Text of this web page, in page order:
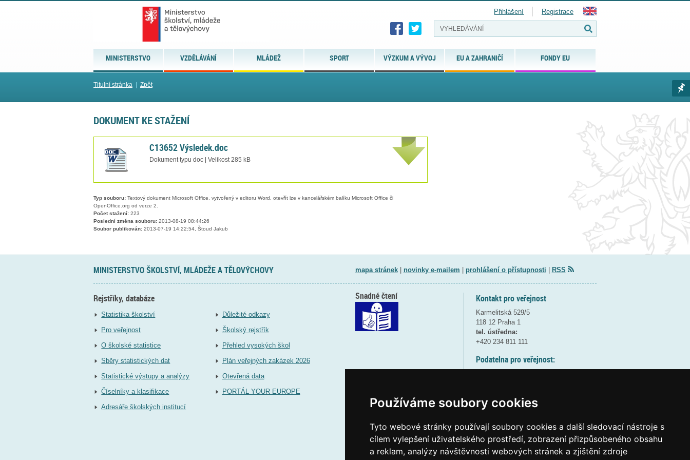
Používáme soubory cookies
Tyto webové stránky používají soubory cookies a další sledovací nástroje s
cílem vylepšení uživatelského prostředí, zobrazení přizpůsobeného obsahu
a reklam, analýzy návštěvnosti webových stránek a zjištění zdroje
MINISTERSTVO VZDĚLÁVÁNÍ MLÁDEŽ SPORT VÝZKUM A VÝVOJ EU A ZAHRANIČÍ FONDY EU
Přihlášení Registrace
Titulní stránka Zpět
DOKUMENT KE STAŽENÍ
C13652 Výsledek.doc
Dokument typu doc | Velikost 285 kB
Typ souboru: Textový dokument Microsoft Office, vytvořený v editoru Word, otevřít lze v kancelářském balíku Microsoft Office či
OpenOffice.org od verze 2.
Počet stažení: 223
Poslední změna souboru: 2013-08-19 08:44:26
Soubor publikován: 2013-07-19 14:22:54, Štoud Jakub
MINISTERSTVO ŠKOLSTVÍ, MLÁDEŽE A TĚLOVÝCHOVY mapa stránek| novinky e-mailem prohlášení o přístupnosti RSS
Rejstříky, databáze
Statistika školství
Pro veřejnost
O školské statistice
Sběry statistických dat
Statistické výstupy a analýzy
Číselníky a klasifikace
Adresáře školských institucí
Důležité odkazy
Školský rejstřík
Přehled vysokých škol
Plán veřejných zakázek 2026
Otevřená data
PORTÁL YOUR EUROPE
Kontakt pro veřejnost
Karmelitská 529/5
118 12 Praha 1
tel. ústředna:
+420 234 811 111
Podatelna pro veřejnost:
(více informací
Elektronická podatelna:
posta@msmtgov cz
Snadné čtení